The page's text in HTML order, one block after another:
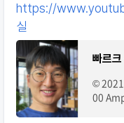
https://
실
빠르
© 2021
00